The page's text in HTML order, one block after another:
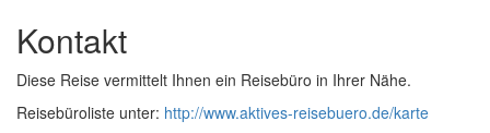
Kontakt
Diese Reise vermittelt Ihnen ein Reisebüro in Ihrer Nähe.
Reisebüroliste unter: http://www.aktives-reisebuero.de/karte